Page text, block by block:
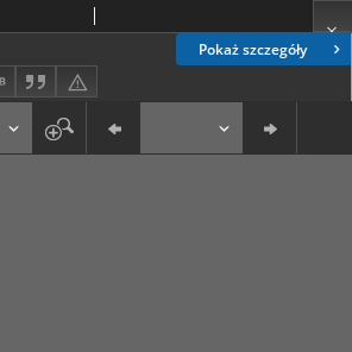
Pokaż szczegóły